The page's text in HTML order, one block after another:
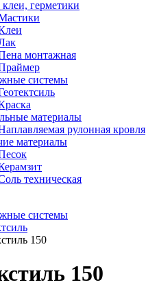
герметики
монтажная
системы
материалы
рулонная кровля
материалы
техническая
системы
150
150